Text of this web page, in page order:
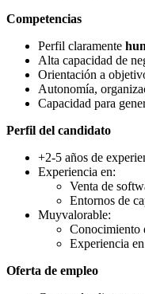
Competencias
Perfil claramente
Alta capacidad de
Orientación a
Autonomía,
Capacidad para
Perfil del candidato
+2-5 años de
Experiencia en:
Venta de
Entornos de
Muyvalorable:
Conocimiento
Experiencia
Oferta de empleo